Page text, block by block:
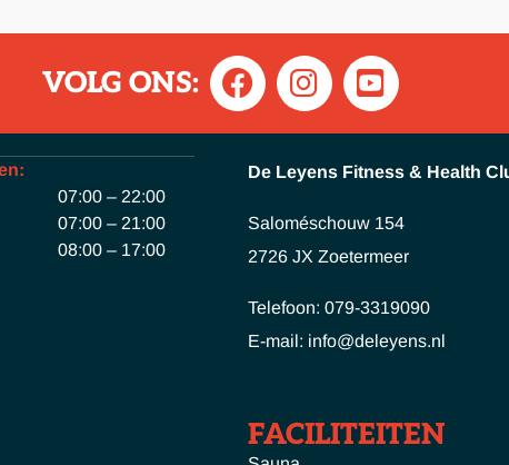
VOLG ONS:
07:00 – 22:00
07:00 – 21:00
08:00 – 17:00
De Leyens Fitness & Health
Saloméschouw 154
2726 JX Zoetermeer
Telefoon: 079-3319090
E-mail: info@deleyens.nl
FACILITEITEN